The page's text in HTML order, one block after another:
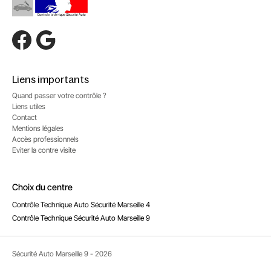
Liens importants
Quand passer votre contrôle ?
Liens utiles
Contact
Mentions légales
Accès professionnels
Eviter la contre visite
Choix du centre
Contrôle Technique Auto Sécurité Marseille 4
Contrôle Technique Sécurité Auto Marseille 9
Sécurité Auto Marseille 9 - 2026